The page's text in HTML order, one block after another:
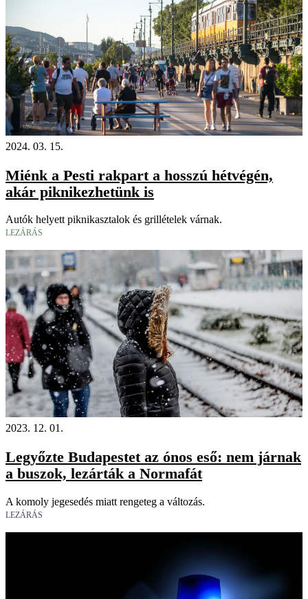
2024. 03. 15.
Miénk a Pesti rakpart a hosszú hétvégén,
akár piknikezhetünk is
Autók helyett piknikasztalok és grillételek várnak.
LEZÁRÁS
2023. 12. 01.
Legyőzte Budapestet az ónos eső: nem járnak
a buszok, lezárták a Normafát
A komoly jegesedés miatt rengeteg a változás.
LEZÁRÁS